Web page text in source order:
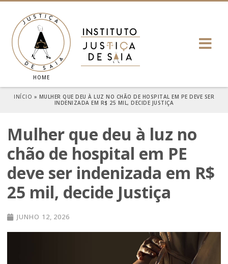
HOME
INÍCIO » MULHER QUE DEU À LUZ NO CHÃO DE HOSPITAL EM PE DEVE SER
INDENIZADA EM R$ 25 MIL, DECIDE JUSTIÇA
Mulher que deu à luz no
chão de hospital em PE
deve ser indenizada em R$
25 mil, decide Justiça
JUNHO 12, 2026